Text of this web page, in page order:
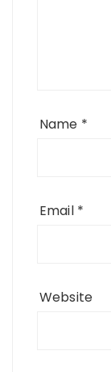
Name *
Email *
Website